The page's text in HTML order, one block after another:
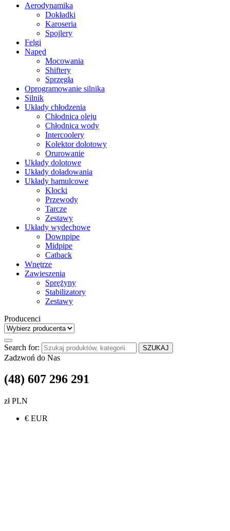
Aerodynamika
Dokładki
Karoseria
Spojlery
Felgi
Napęd
Mocowania
Shiftery
Sprzęgła
Oprogramowanie silnika
Silnik
Układy chłodzenia
Chłodnica oleju
Chłodnica wody
Intercoolery
Kolektor dolotowy
Orurowanie
Układy dolotowe
Układy doładowania
Układy hamulcowe
Klocki
Przewody
Tarcze
Zestawy
Układy wydechowe
Downpipe
Midpipe
Catback
Wnętrze
Zawieszenia
Sprężyny
Stabilizatory
Zestawy
Producenci
Search for: SZUKAJ
Zadzwoń do Nas
(48) 607 296 291
zł PLN
€ EUR